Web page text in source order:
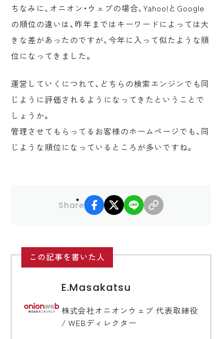
ちなみに、オニオン・ウェブの場合、Yahoo!とGoogle
の順位の違いは、昨年まではキーワードによっては大
きな差があったのですが、今年に入って似たような順
位になってきました。
運営していくにつれて、どちらの検索エンジンでも同
じように評価されるようになってきたということで
しょうか。
管理させてもらってるお客様のホームページでも、同
じような順位になっているところが多いですね。
Share
facebook
X LINE
この記事を書いた人
E.Masakatsu
株式会社オニオンウェブ 代表取締役
/ WEBディレクター